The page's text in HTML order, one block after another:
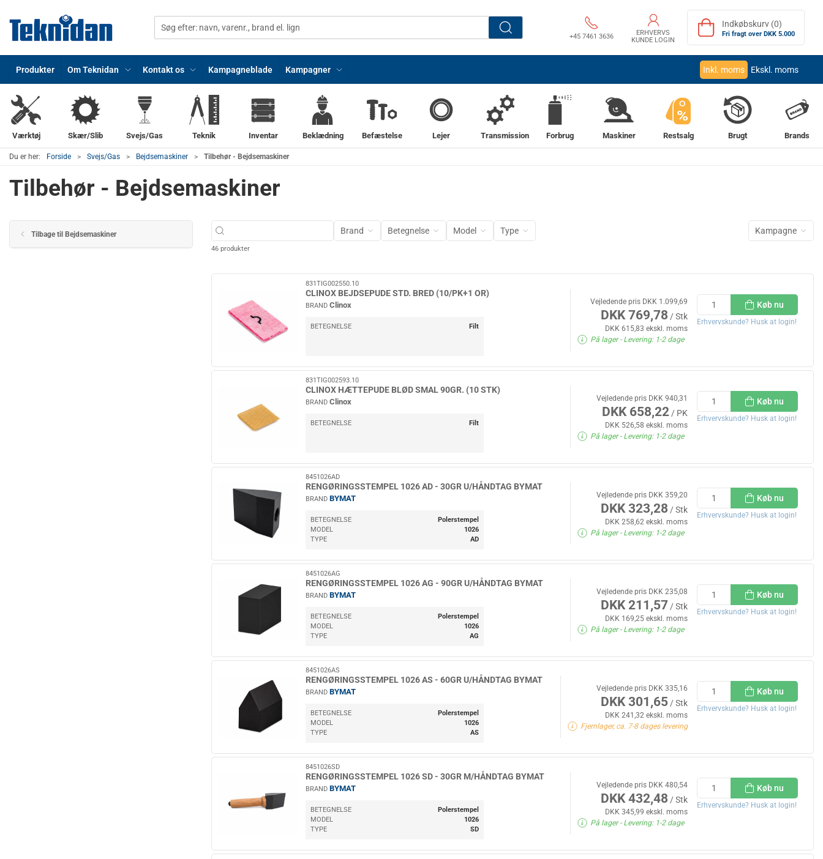
+45 7461 3636
ERHVERVS
KUNDE LOGIN
Indkøbskurv (0)
Fri fragt over DKK 5.000
Produkter Om Teknidan Kontakt os Kampagneblade Kampagner Inkl. moms Ekskl. moms
Værktøj Skær/Slib Svejs/Gas Teknik Inventar Beklædning Befæstelse Lejer Transmission Forbrug Maskiner
%
Restsalg Brugt Brands
Du er her: Forside Svejs/Gas Bejdsemaskiner Tilbehør - Bejdsemaskiner
Tilbehør - Bejdsemaskiner
Tilbage til Bejdsemaskiner Brand Betegnelse Model Type Kampagne
46 produkter
831TIG002550.10
CLINOX BEJDSEPUDE STD. BRED (10/PK+1 OR)
BRANDClinox
BETEGNELSE Filt
Vejledende pris DKK 1.099,69
DKK 769,78 / Stk
DKK 615,83 ekskl. moms
På lager- Levering: 1-2 dage
Køb nu
Erhvervskunde? Husk at login!
831TIG002593.10
CLINOX HÆTTEPUDE BLØD SMAL 90GR. (10 STK)
BRANDClinox
BETEGNELSE Filt
Vejledende pris DKK 940,31
DKK 658,22 / PK
DKK 526,58 ekskl. moms
På lager- Levering: 1-2 dage
Køb nu
Erhvervskunde? Husk at login!
8451026AD
RENGØRINGSSTEMPEL 1026 AD - 30GR U/HÅNDTAG BYMAT
BRAND BYMAT
BETEGNELSE
Polerstempel
MODEL
1026
TYPE
AD
Vejledende pris DKK 359,20
DKK 323,28 / Stk
DKK 258,62 ekskl. moms
På lager- Levering: 1-2 dage
Køb nu
Erhvervskunde? Husk at login!
8451026AG
RENGØRINGSSTEMPEL 1026 AG - 90GR U/HÅNDTAG BYMAT
BRAND BYMAT
BETEGNELSE
Polerstempel
MODEL
1026
TYPE
AG
Vejledende pris DKK 235,08
DKK 211,57 / Stk
DKK 169,25 ekskl. moms
På lager- Levering: 1-2 dage
Køb nu
Erhvervskunde? Husk at login!
8451026AS
RENGØRINGSSTEMPEL 1026 AS - 60GR U/HÅNDTAG BYMAT
BRAND BYMAT
BETEGNELSE
Polerstempel
MODEL
1026
TYPE
AS
Vejledende pris DKK 335,16
DKK 301,65 / Stk
DKK 241,32 ekskl. moms
Fjernlager, ca. 7-8 dages levering
Køb nu
Erhvervskunde? Husk at login!
8451026SD
RENGØRINGSSTEMPEL 1026 SD - 30GR M/HÅNDTAG BYMAT
BRAND BYMAT
BETEGNELSE
Polerstempel
MODEL
1026
TYPE
SD
Vejledende pris DKK 480,54
DKK 432,48 / Stk
DKK 345,99 ekskl. moms
På lager- Levering: 1-2 dage
Køb nu
Erhvervskunde? Husk at login!